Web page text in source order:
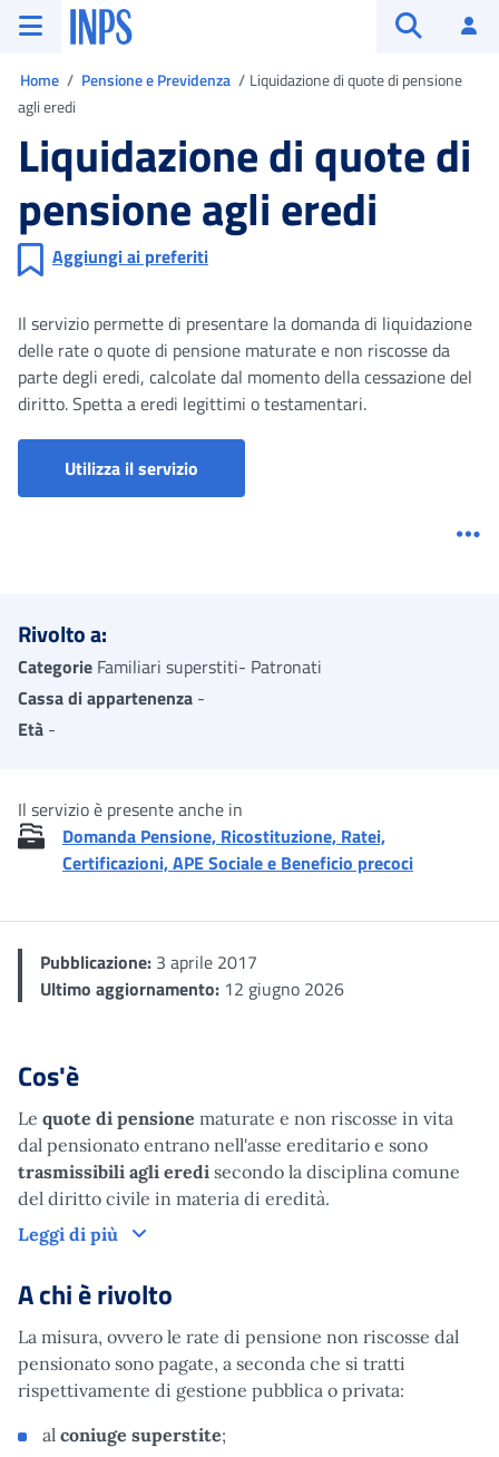
Vai al menu principale
Vai al contenuto principale
Vai al pie' di pagina
INPS ()
Home Pensione e Previdenza
Liquidazione di quote di pensione
agli eredi
Liquidazione di quote di
pensione agli eredi
Aggiungi ai preferiti
Il servizio permette di presentare la domanda di liquidazione
delle rate o quote di pensione maturate e non riscosse da
parte degli eredi, calcolate dal momento della cessazione del
diritto. Spetta a eredi legittimi o testamentari.
Utilizza il servizio
Rivolto a:
Categorie Familiari superstiti- Patronati
Cassa di appartenenza -
Età -
Il servizio è presente anche in
Domanda Pensione, Ricostituzione, Ratei,
Certificazioni, APE Sociale e Beneficio precoci
Pubblicazione: 3 aprile 2017
Ultimo aggiornamento: 12 giugno 2026
Cos'è
Le quote di pensione maturate e non riscosse in vita
dal pensionato entrano nell'asse ereditario e sono
trasmissibili agli eredi secondo la disciplina comune
del diritto civile in materia di eredità.
Leggi di più
Cos'è
A chi è rivolto
La misura, ovvero le rate di pensione non riscosse dal
pensionato sono pagate, a seconda che si tratti
rispettivamente di gestione pubblica o privata:
al coniuge superstite;